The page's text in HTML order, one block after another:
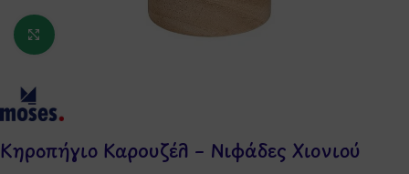
Κάντε κλικ για μεγέθυνση
Κηροπήγιο Καρουζέλ – Νιφάδες Χιονιού